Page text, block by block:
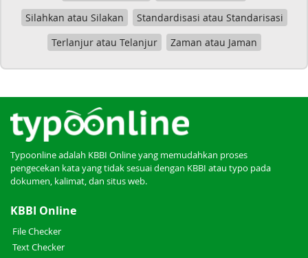
Silahkan atau Silakan
Standardisasi atau Standarisasi
Terlanjur atau Telanjur
Zaman atau Jaman
Typoonline adalah KBBI Online yang memudahkan proses
pengecekan kata yang tidak sesuai dengan KBBI atau typo pada
dokumen, kalimat, dan situs web.
KBBI Online
File Checker
Text Checker